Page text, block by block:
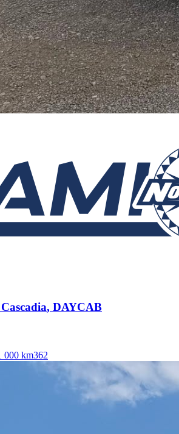
Cascadia, DAYCAB
000 km362